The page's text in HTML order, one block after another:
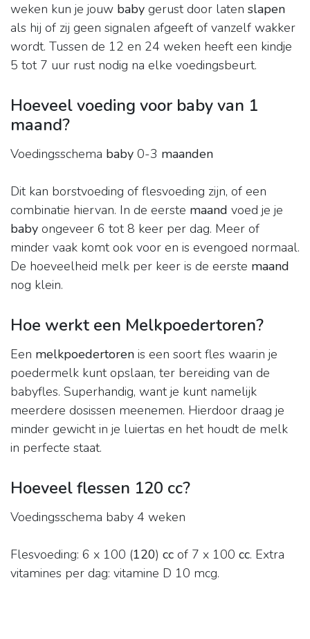
weken kun je jouw baby gerust door laten slapen
als hij of zij geen signalen afgeeft of vanzelf wakker
wordt. Tussen de 12 en 24 weken heeft een kindje
5 tot 7 uur rust nodig na elke voedingsbeurt.
Hoeveel voeding voor baby van 1
maand?
Voedingsschema baby 0-3 maanden
Dit kan borstvoeding of flesvoeding zijn, of een
combinatie hiervan. In de eerste maand voed je je
baby ongeveer 6 tot 8 keer per dag. Meer of
minder vaak komt ook voor en is evengoed normaal.
De hoeveelheid melk per keer is de eerste maand
nog klein.
Hoe werkt een Melkpoedertoren?
Een melkpoedertoren is een soort fles waarin je
poedermelk kunt opslaan, ter bereiding van de
babyfles. Superhandig, want je kunt namelijk
meerdere dosissen meenemen. Hierdoor draag je
minder gewicht in je luiertas en het houdt de melk
in perfecte staat.
Hoeveel flessen 120 cc?
Voedingsschema baby 4 weken
Flesvoeding: 6 x 100 (120) cc of 7 x 100 cc. Extra
vitamines per dag: vitamine D 10 mcg.